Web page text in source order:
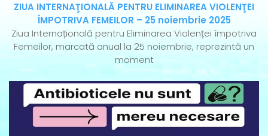
ZIUA INTERNAŢIONALĂ PENTRU ELIMINAREA VIOLENŢEI
ÎMPOTRIVA FEMEILOR – 25 noiembrie 2025
Ziua Internațională pentru Eliminarea Violenței împotriva
Femeilor, marcată anual la 25 noiembrie, reprezintă un
moment